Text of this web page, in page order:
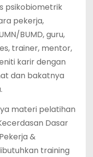
psikobiometrik
pekerja,
BUMD, guru,
trainer, mentor,
karir dengan
dan bakatnya
materi pelatihan
Dasar
&
training